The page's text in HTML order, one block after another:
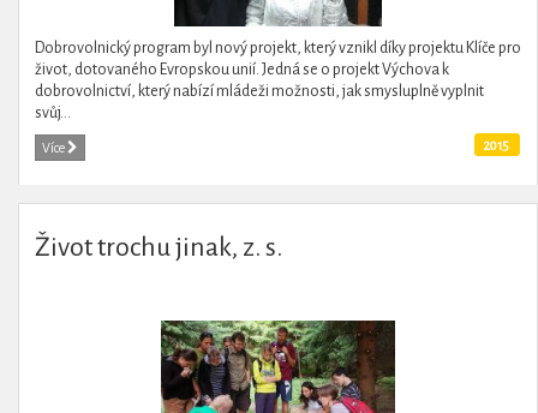
Dobrovolnický program byl nový projekt, který vznikl díky projektu Klíče pro
život, dotovaného Evropskou unií. Jedná se o projekt Výchova k
dobrovolnictví, který nabízí mládeži možnosti, jak smysluplně vyplnit
svůj...
Více 2015
Život trochu jinak, z. s.